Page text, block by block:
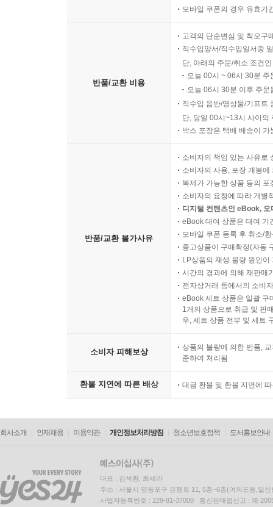
모바일 쿠폰의 경우 유효기
반품/교환 비용
고객의 단순변심 및 착오구
직수입양서/직수입일서중
단, 아래의 주문/취소 조건
오늘 00시 ~ 06시 30분
오늘 06시 30분 이후 주
직수입 음반/영상물/기프트
단, 당일 00시~13시 사이의
박스 포장은 택배 배송이
반품/교환 불가사유
소비자의 책임 있는 사유로
소비자의 사용, 포장 개봉
복제가 가능한 상품 등의
소비자의 요청에 따라 개별
디지털 컨텐츠인 eBook,
eBook 대여 상품은 대여 기
모바일 쿠폰 등록 후 취소/
중고상품이 구매확정(자동
LP상품의 재생 불량 원인
시간의 경과에 의해 재판매
전자상거래 등에서의 소비
eBook 세트 상품은 일괄 구
1개의 상품으로 취급 및 판
우, 세트 상품 전부 및 세트
소비자 피해보상
상품의 불량에 의한 반품,
준하여 처리됨
환불 지연에 따른 배상 대금 환불 및 환불 지연에
회사소개 인재채용 이용약관 개인정보처리방침 청소년보호정책 도서홍보안내
대표 : 김석환, 최세라
주소 : 서울시 영등포구 은행로 11, 5층~6층(여의도동,일신
사업자등록번호 : 229-81-37000 통신판매업신고 : 제